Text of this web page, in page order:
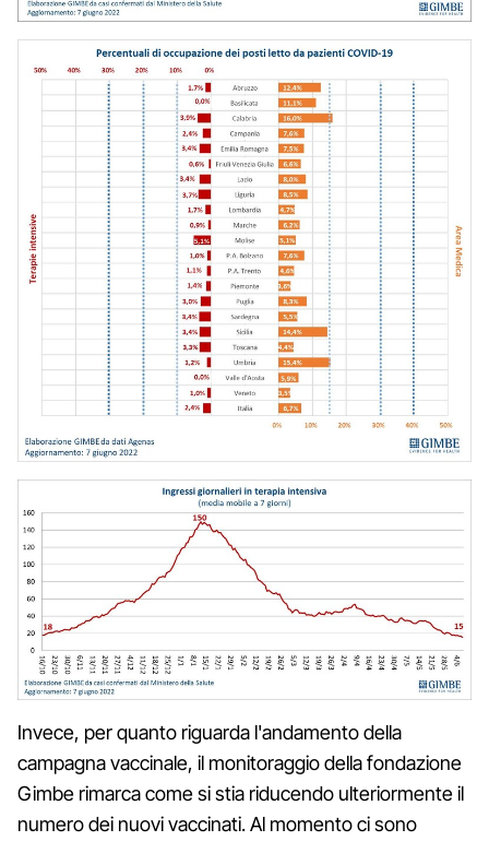
Invece, per quanto riguarda l'andamento della
campagna vaccinale, il monitoraggio della fondazione
Gimbe rimarca come si stia riducendo ulteriormente il
numero dei nuovi vaccinati. Al momento ci sono